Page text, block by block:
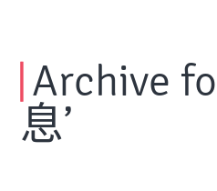
Archive
息’